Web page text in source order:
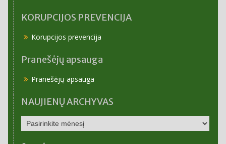
KORUPCIJOS PREVENCIJA
Korupcijos prevencija
Pranešėjų apsauga
Pranešėjų apsauga
NAUJIENŲ ARCHYVAS
NAUJIENŲ
ARCHYVAS